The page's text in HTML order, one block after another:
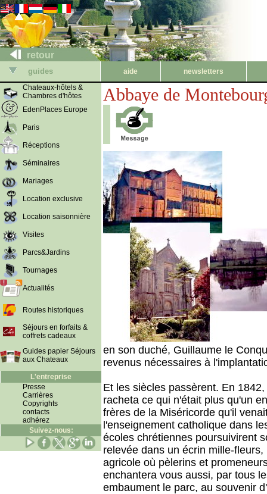
retour
guides aide
newsletters
Chateaux-hôtels &
Chambres d'hôtes
EdenPlaces Europe
Paris
Réceptions
Séminaires
Mariages
Location exclusive
Location saisonnière
Visites
Parcs&Jardins
Tournages
Actualités
Routes historiques
Séjours en forfaits &
coffrets cadeaux
Guides papier Séjours
aux Chateaux
L'entreprise
Presse
Carrières
Copyrights
contacts
adhérez
Suivez-nous:
Abbaye de
en son duché, Guillaume le
revenus nécessaires à
Et les siècles passèrent. En
racheta ce qui n'était plus qu'un
frères de la Miséricorde qu'il
l'enseignement catholique dans
écoles chrétiennes poursuivirent
relevée dans un écrin mille-
agricole où pèlerins et
enchantera vous aussi, par tous
embaument le parc, au souvenir